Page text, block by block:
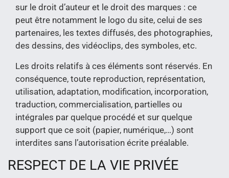
sur le droit d’auteur et le droit des marques : ce
peut être notamment le logo du site, celui de ses
partenaires, les textes diffusés, des photographies,
des dessins, des vidéoclips, des symboles, etc.
Les droits relatifs à ces éléments sont réservés. En
conséquence, toute reproduction, représentation,
utilisation, adaptation, modification, incorporation,
traduction, commercialisation, partielles ou
intégrales par quelque procédé et sur quelque
support que ce soit (papier, numérique,…) sont
interdites sans l’autorisation écrite préalable.
RESPECT DE LA VIE PRIVÉE